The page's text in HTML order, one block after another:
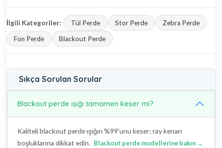
İlgili Kategoriler: Tül Perde Stor Perde
Zebra Perde
Fon Perde
Blackout Perde
Sıkça Sorulan Sorular
Blackout perde ışığı tamamen keser mi?
Kaliteli blackout perde ışığın %99'unu keser; ray kenarı
boşluklarına dikkat edin. Blackout perde modellerine bakın →